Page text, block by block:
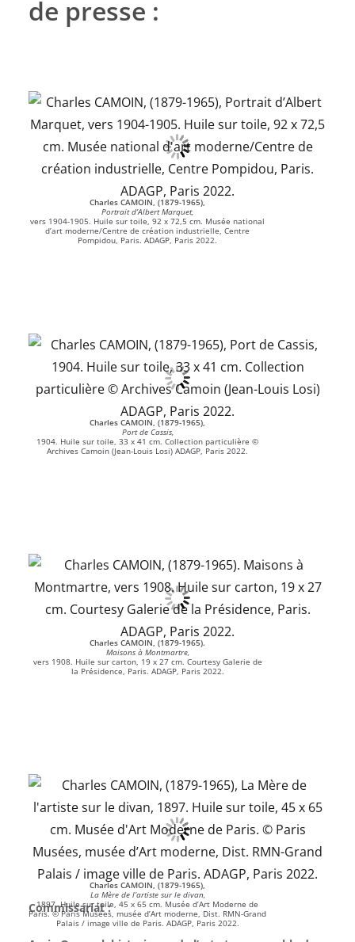
de presse :
Charles CAMOIN, (1879-1965),
Portrait d’Albert Marquet,
vers 1904-1905. Huile sur toile, 92 x 72,5 cm. Musée national
d’art moderne/Centre de création industrielle, Centre
Pompidou, Paris. ADAGP, Paris 2022.
Charles CAMOIN, (1879-1965),
Port de Cassis,
1904. Huile sur toile, 33 x 41 cm. Collection particulière ©
Archives Camoin (Jean-Louis Losi) ADAGP, Paris 2022.
Charles CAMOIN, (1879-1965).
Maisons à Montmartre,
vers 1908. Huile sur carton, 19 x 27 cm. Courtesy Galerie de
la Présidence, Paris. ADAGP, Paris 2022.
Charles CAMOIN, (1879-1965),
La Mère de l’artiste sur le divan,
1897. Huile sur toile, 45 x 65 cm. Musée d’Art Moderne de
Paris. © Paris Musées, musée d’Art moderne, Dist. RMN-Grand
Palais / image ville de Paris. ADAGP, Paris 2022.
Commissariat :